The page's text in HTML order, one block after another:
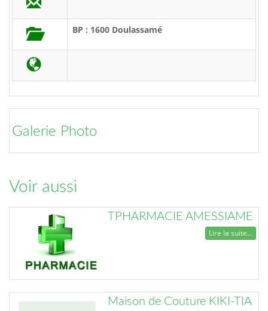
BP : 1600 Doulassamé
Galerie Photo
Voir aussi
TPHARMACIE AMESSIAME
Lire la suite...
Maison de Couture KIKI-TIA